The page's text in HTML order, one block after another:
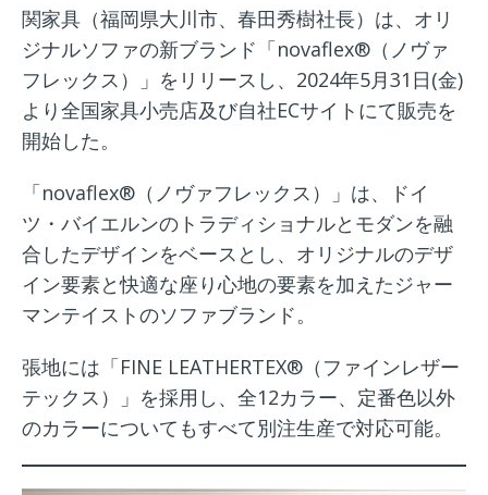
関家具（福岡県大川市、春田秀樹社長）は、オリ
ジナルソファの新ブランド「novaflex®（ノヴァ
フレックス）」をリリースし、2024年5月31日(金)
より全国家具小売店及び自社ECサイトにて販売を
開始した。
「novaflex®（ノヴァフレックス）」は、ドイ
ツ・バイエルンのトラディショナルとモダンを融
合したデザインをベースとし、オリジナルのデザ
イン要素と快適な座り心地の要素を加えたジャー
マンテイストのソファブランド。
張地には「FINE LEATHERTEX®（ファインレザー
テックス）」を採用し、全12カラー、定番色以外
のカラーについてもすべて別注生産で対応可能。